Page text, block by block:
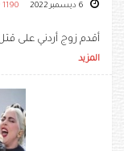
1190
أقدم زوج أردني على
المزيد